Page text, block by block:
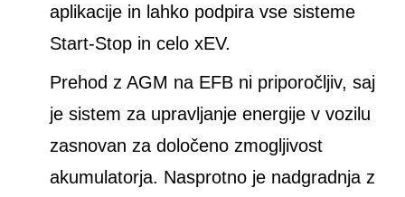
aplikacije in lahko podpira vse sisteme
Start-Stop in celo xEV.
Prehod z AGM na EFB ni priporočljiv, saj
je sistem za upravljanje energije v vozilu
zasnovan za določeno zmogljivost
akumulatorja. Nasprotno je nadgradnja z